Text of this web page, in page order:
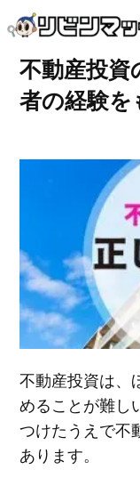
不動産投資
者の経験
不動産投資は、
めることが難し
つけたうえで不
あります。